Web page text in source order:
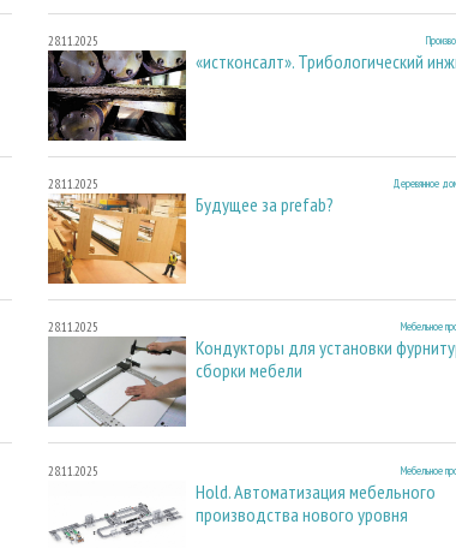
28.11.2025
«истконсалт». Трибологический
28.11.2025 Деревянное
Будущее за prefab?
28.11.2025 Мебельное
Кондукторы для установки
сборки мебели
28.11.2025 Мебельное
Hold. Автоматизация мебельного
производства нового уровня